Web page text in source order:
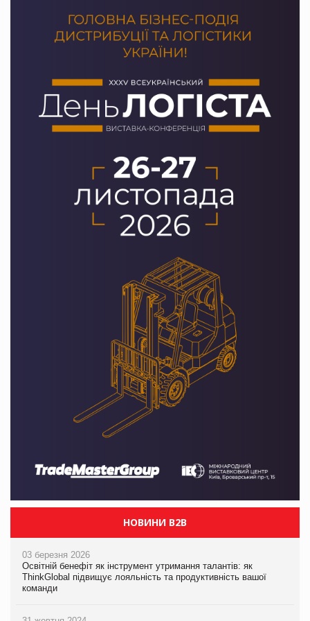
НОВИНИ B2B
03 березня 2026
Освітній бенефіт як інструмент утримання талантів: як
ThinkGlobal підвищує лояльність та продуктивність вашої
команди